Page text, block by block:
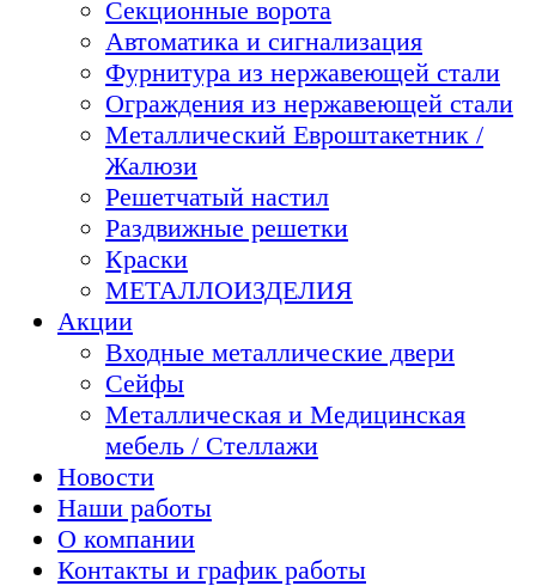
Секционные ворота
Автоматика и сигнализация
Фурнитура из нержавеющей стали
Ограждения из нержавеющей стали
Металлический Евроштакетник /
Жалюзи
Решетчатый настил
Раздвижные решетки
Краски
МЕТАЛЛОИЗДЕЛИЯ
Акции
Входные металлические двери
Сейфы
Металлическая и Медицинская
мебель / Стеллажи
Новости
Наши работы
О компании
Контакты и график работы